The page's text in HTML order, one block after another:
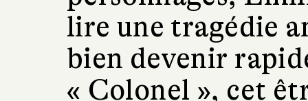
lire une tragédie
bien devenir
« Colonel », cet